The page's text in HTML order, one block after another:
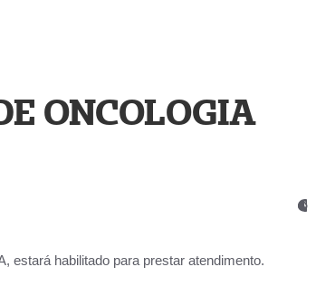
ONCOLOGIA
estará habilitado para prestar atendimento.